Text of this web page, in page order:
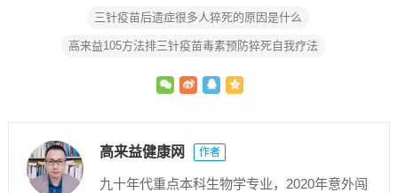
三针疫苗后遗症很多人猝死的原因是什么
高来益105方法排三针疫苗毒素预防猝死自我疗法
高来益健康网 作者
九十年代重点本科生物学专业，2020年意外闯